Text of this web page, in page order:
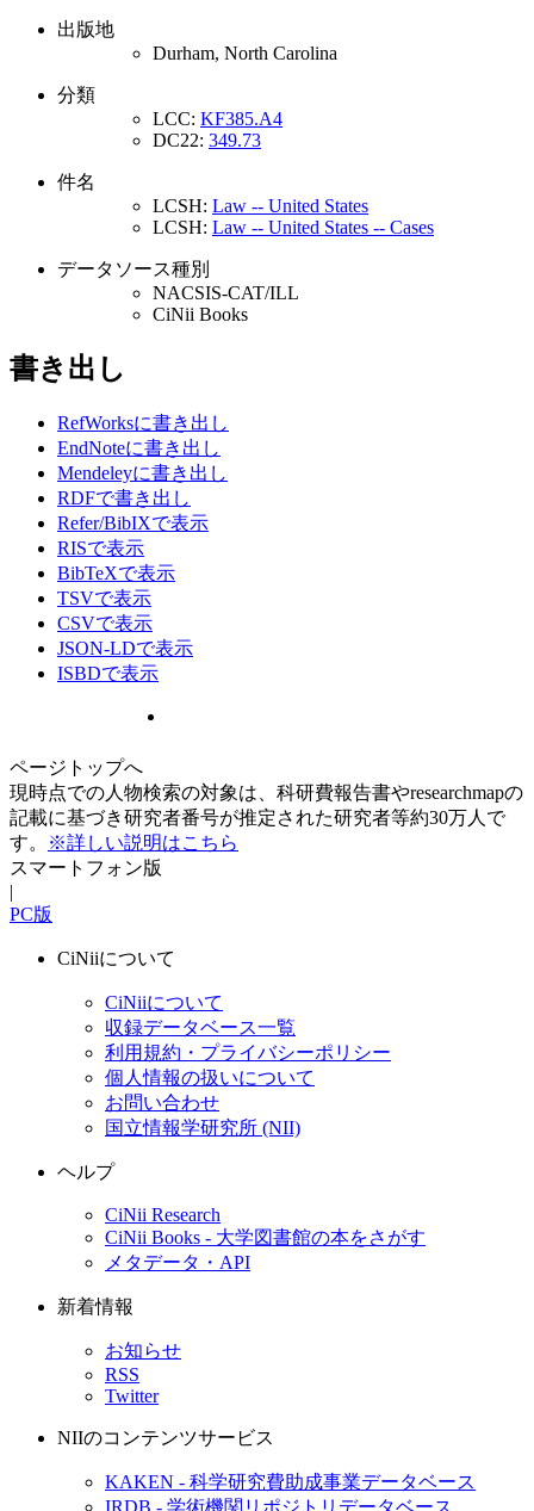
出版地
Durham, North Carolina
分類
LCC: KF385.A4
DC22: 349.73
件名
LCSH: Law -- United States
LCSH: Law -- United States -- Cases
データソース種別
NACSIS-CAT/ILL
CiNii Books
書き出し
RefWorksに書き出し
EndNoteに書き出し
Mendeleyに書き出し
RDFで書き出し
Refer/BibIXで表示
RISで表示
BibTeXで表示
TSVで表示
CSVで表示
JSON-LDで表示
ISBDで表示
ページトップへ
現時点での人物検索の対象は、科研費報告書やresearchmapの
記載に基づき研究者番号が推定された研究者等約30万人で
す。
※詳しい説明はこちら
スマートフォン版
|
PC版
CiNiiについて
CiNiiについて
収録データベース一覧
利用規約・プライバシーポリシー
個人情報の扱いについて
お問い合わせ
国立情報学研究所 (NII)
ヘルプ
CiNii Research
CiNii Books - 大学図書館の本をさがす
メタデータ・API
新着情報
お知らせ
RSS
Twitter
NIIのコンテンツサービス
KAKEN - 科学研究費助成事業データベース